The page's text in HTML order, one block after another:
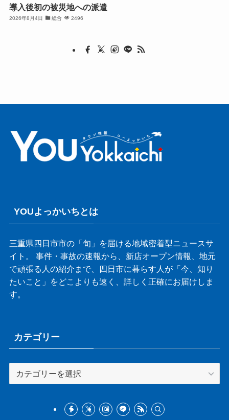
導入後初の被災地への派遣
2026年8月4日 総合 2496
YOUよっかいちとは
三重県四日市市の「旬」を届ける地域密着型ニュースサ
イト。 事件・事故の速報から、新店オープン情報、地元
で頑張る人の紹介まで、四日市に暮らす人が「今、知り
たいこと」をどこよりも速く、詳しく正確にお届けしま
す。
カテゴリー
テ